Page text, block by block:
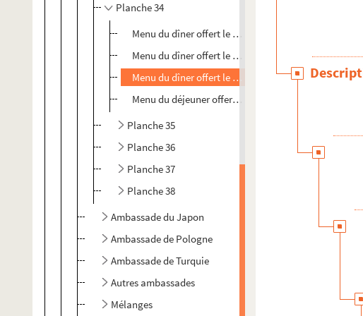
Planche 34
Menu du dîner offert le 20 mai 1931
Menu du dîner offert le 19 février 1879 en présence
Menu du dîner offert le 18 février 1937
Menu du déjeuner offert le 12 octobre 1938
Planche 35
Planche 36
Planche 37
Planche 38
Ambassade du Japon
Ambassade de Pologne
Ambassade de Turquie
Autres ambassades
Mélanges